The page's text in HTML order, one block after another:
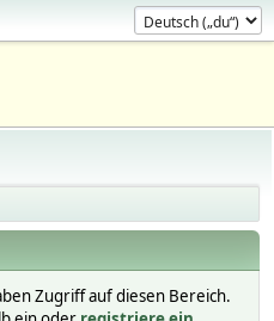
Zugriff auf diesen Bereich.